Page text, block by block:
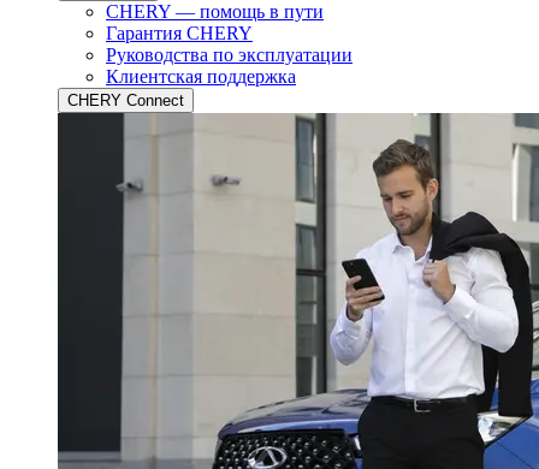
CHERY — помощь в пути
Гарантия CHERY
Руководства по эксплуатации
Клиентская поддержка
CHERY Connect